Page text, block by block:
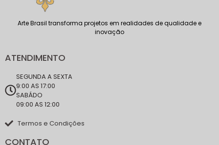
Arte Brasil transforma projetos em realidades de qualidade e
inovação
ATENDIMENTO
SEGUNDA A SEXTA
9:00 AS 17:00
SABÁDO
09:00 AS 12:00
Termos e Condições
CONTATO